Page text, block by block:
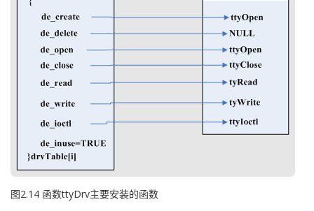
图2.14 函数ttyDrv主要安装的函数